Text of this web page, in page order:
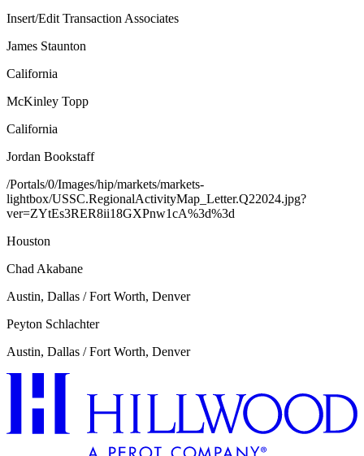
Insert/Edit Transaction Associates
James Staunton
California
McKinley Topp
California
Jordan Bookstaff
/Portals/0/Images/hip/markets/markets-
lightbox/USSC.RegionalActivityMap_Letter.Q22024.jpg?
ver=ZYtEs3RER8ii18GXPnw1cA%3d%3d
Houston
Chad Akabane
Austin, Dallas / Fort Worth, Denver
Peyton Schlachter
Austin, Dallas / Fort Worth, Denver